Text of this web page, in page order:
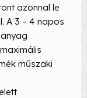
azonnal le
A 3 – 4 napos
műszaki